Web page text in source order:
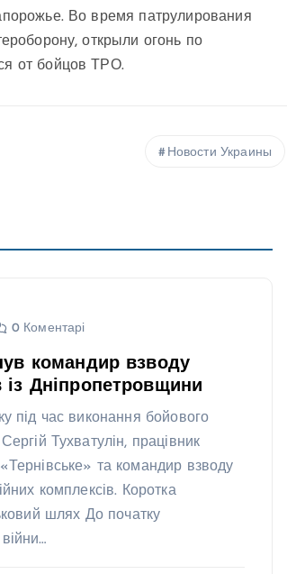
Во время патрулирования
открыли огонь по
от бойцов ТРО.
Новости Украины
0 Коментарі
командир взводу
із Дніпропетровщини
під час виконання бойового
Тухватулін, працівник
та командир взводу
комплексів. Коротка
шлях До початку